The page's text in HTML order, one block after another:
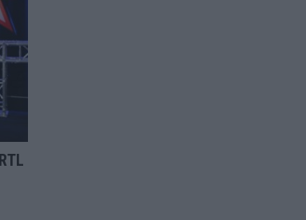
der ESC in 70 Jahren sein Abstimmungssystem immer wieder
alle 26 Finalteilnehmer für den großen Abend in Wien